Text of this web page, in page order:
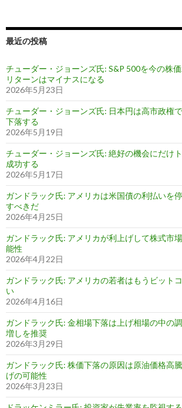
最近の投稿
チューダー・ジョーンズ氏: S&P 500を今の株
リターンはマイナスになる
2026年5月23日
チューダー・ジョーンズ氏: 日本円は高市政権
下落する
2026年5月19日
チューダー・ジョーンズ氏: 絶好の機会にだけ
成功する
2026年5月17日
ガンドラック氏: アメリカは米国債の利払いを
すべきだ
2026年4月25日
ガンドラック氏: アメリカが利上げして株式市
能性
2026年4月22日
ガンドラック氏: アメリカの若者はもうビット
い
2026年4月16日
ガンドラック氏: 金相場下落は上げ相場の中の
増しを推奨
2026年3月29日
ガンドラック氏: 株価下落の原因は原油価格高
げの可能性
2026年3月23日